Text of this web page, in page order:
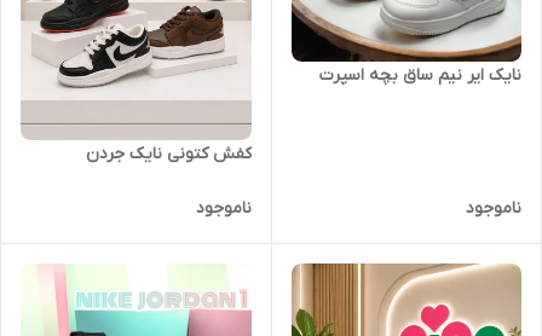
نایک ایر نیم ساق بچه اسپرت
ناموجود
کفش کتونی نایک جردن
ناموجود